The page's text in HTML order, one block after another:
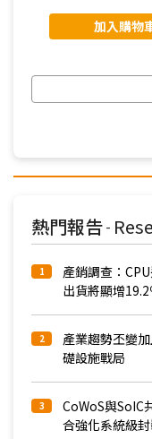
加入購物
熱門報告 -
1
產銷調查：
出貨將顯增19.2
2
產業趨勢丕變
礎設施戰局
3
CoWoS與
合強化系統級